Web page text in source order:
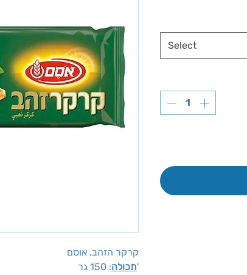
קרקר הזהב, אוסם
תכולה: 150 גר'
Select